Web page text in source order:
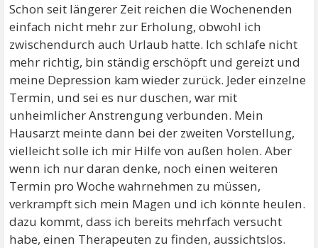
Schon seit längerer Zeit reichen die Wochenenden
einfach nicht mehr zur Erholung, obwohl ich
zwischendurch auch Urlaub hatte. Ich schlafe nicht
mehr richtig, bin ständig erschöpft und gereizt und
meine Depression kam wieder zurück. Jeder einzelne
Termin, und sei es nur duschen, war mit
unheimlicher Anstrengung verbunden. Mein
Hausarzt meinte dann bei der zweiten Vorstellung,
vielleicht solle ich mir Hilfe von außen holen. Aber
wenn ich nur daran denke, noch einen weiteren
Termin pro Woche wahrnehmen zu müssen,
verkrampft sich mein Magen und ich könnte heulen.
dazu kommt, dass ich bereits mehrfach versucht
habe, einen Therapeuten zu finden, aussichtslos.